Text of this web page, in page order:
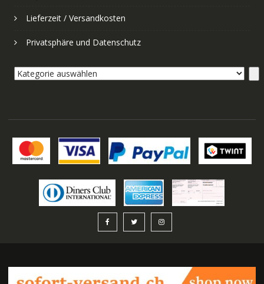
Lieferzeit / Versandkosten
Privatsphäre und Datenschutz
Kategorie